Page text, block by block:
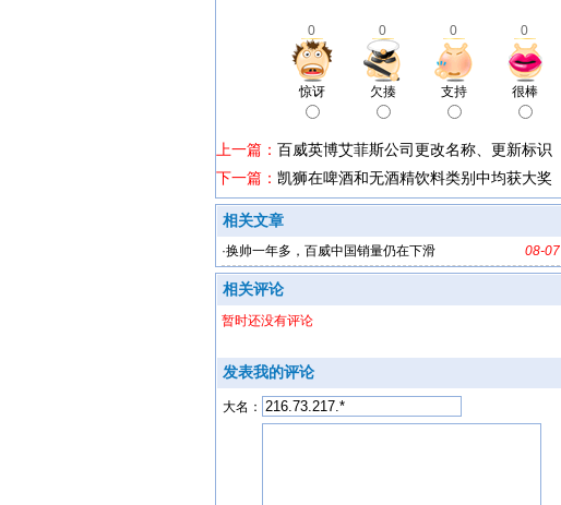
0 0 0 0
惊讶 欠揍 支持 很棒
上一篇： 百威英博艾菲斯公司更改名称、更新标识
下一篇： 凯狮在啤酒和无酒精饮料类别中均获大奖
相关文章
08-07
·换帅一年多，百威中国销量仍在下滑
相关评论
暂时还没有评论
发表我的评论
大名：